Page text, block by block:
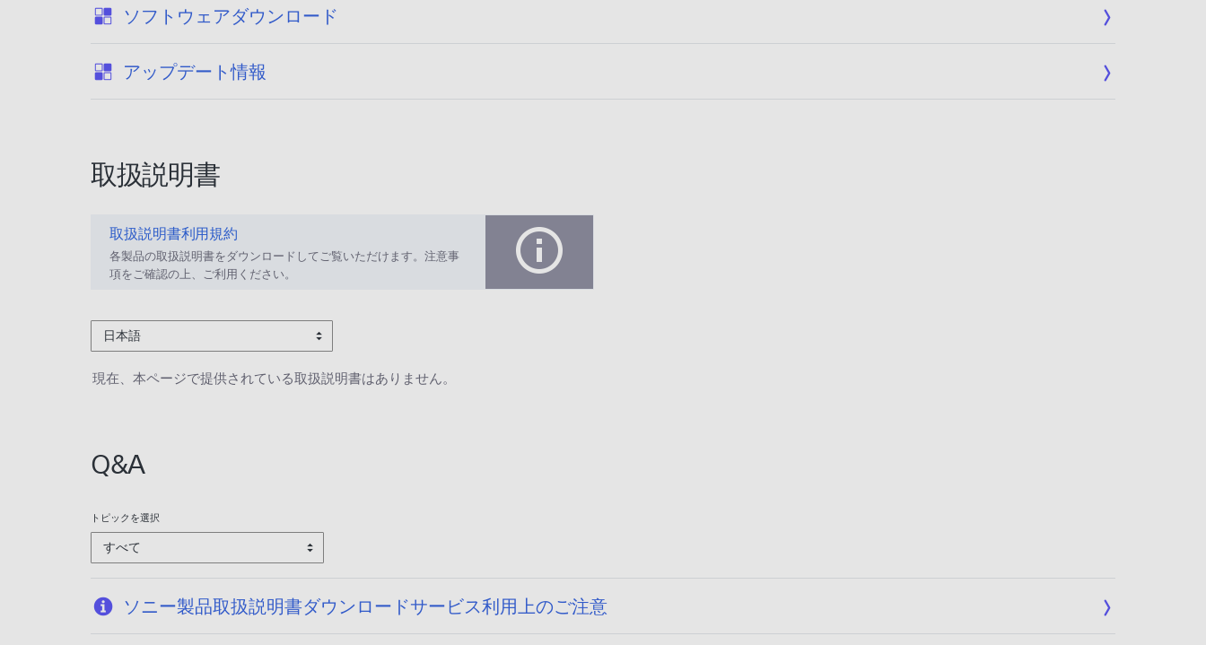
ソフトウェアダウンロード
アップデート情報
取扱説明書
取扱説明書利用規約
各製品の取扱説明書をダウンロードしてご覧いただけます。注意事
項をご確認の上、ご利用ください。
日本語
現在、本ページで提供されている取扱説明書はありません。
Q&A
トピックを選択
すべて
ソニー製品取扱説明書ダウンロードサービス利用上のご注意